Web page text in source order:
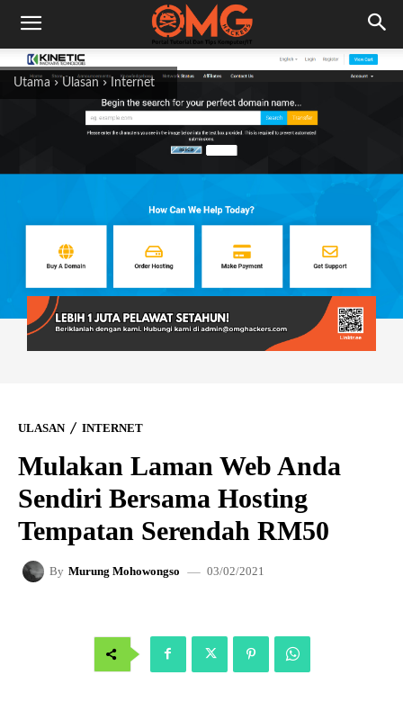
Utama Ulasan Internet
ULASAN INTERNET
Mulakan Laman Web Anda
Sendiri Bersama Hosting
Tempatan Serendah RM50
By Murung Mohowongso 03/02/2021